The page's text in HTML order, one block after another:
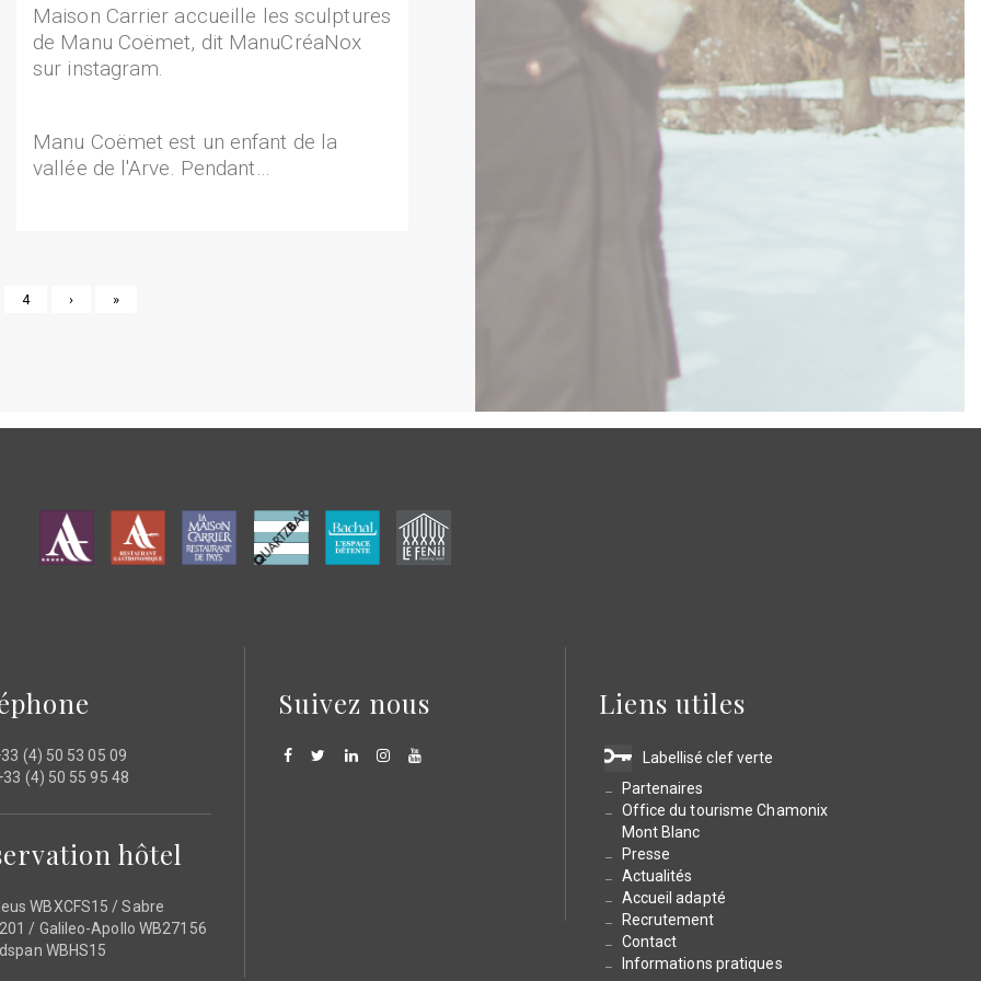
Maison Carrier accueille les sculptures
de Manu Coëmet, dit ManuCréaNox
sur instagram.
Manu Coëmet est un enfant de la
vallée de l'Arve. Pendant…
Page
4
Page
›
Dernière
»
(4) 50 53 05 09
(4) 50 55 95 48
hôtel
WBXCFS15 / Sabre
/ Galileo-Apollo WB27156
WBHS15
Suivez nous Liens utiles
Labellisé clef verte
Partenaires
Office du tourisme Chamonix
Mont Blanc
Presse
Actualités
Accueil adapté
Recrutement
Contact
Informations pratiques